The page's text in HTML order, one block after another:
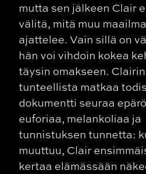
mutta sen jälkeen Clair
välitä, mitä muu maailma
ajattelee. Vain sillä on
hän voi vihdoin kokea
täysin omakseen. Clairin
tunteellista matkaa
dokumentti seuraa
euforiaa, melankoliaa ja
tunnistuksen tunnetta:
muuttuu, Clair
kertaa elämässään